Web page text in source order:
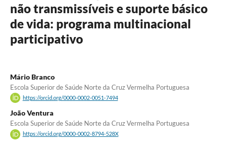
não transmissíveis e suporte básico
de vida: programa multinacional
participativo
Mário Branco
Escola Superior de Saúde Norte da Cruz Vermelha Portuguesa
https://orcid.org/0000-0002-0051-7494
João Ventura
Escola Superior de Saúde Norte da Cruz Vermelha Portuguesa
https://orcid.org/0000-0002-8794-528X